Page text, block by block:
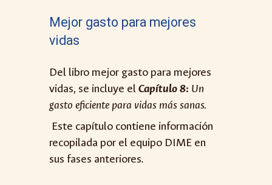
Mejor gasto para mejores
vidas
Del libro mejor gasto para mejores
vidas, se incluye elCapítulo 8: Un
gasto eficiente para vidas más sanas.
Este capítulo contiene información
recopilada por el equipo DIME en
sus fases anteriores.